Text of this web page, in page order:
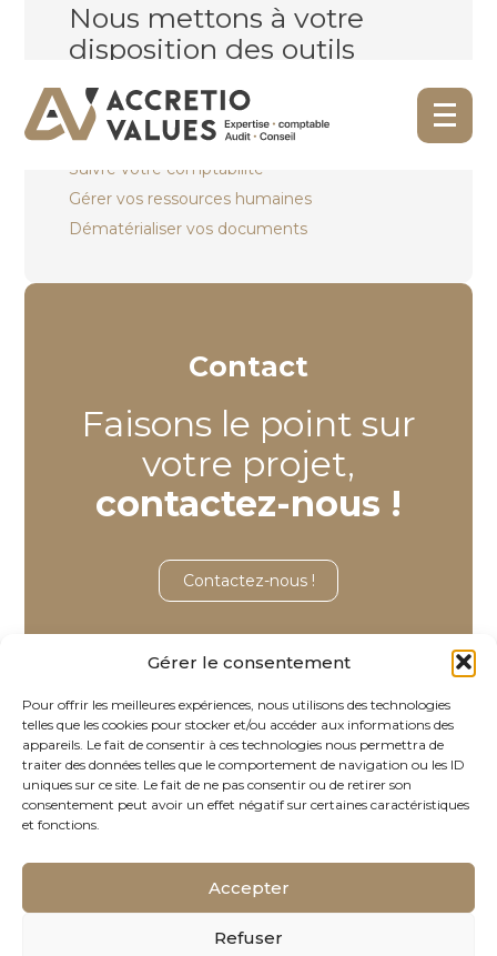
Gérer le consentement
Pour offrir les meilleures expériences, nous utilisons des technologies
telles que les cookies pour stocker et/ou accéder aux informations des
appareils. Le fait de consentir à ces technologies nous permettra de
traiter des données telles que le comportement de navigation ou les ID
uniques sur ce site. Le fait de ne pas consentir ou de retirer son
consentement peut avoir un effet négatif sur certaines caractéristiques
et fonctions.
Accepter
Refuser
Aller
au
Nous mettons à votre
disposition des outils
innovants :
Piloter votre gestion
Suivre votre comptabilité
Gérer vos ressources humaines
Dématérialiser vos documents
Contact
Faisons le point sur
votre projet,
contactez-nous !
Contactez-nous !
Footer
Principale
Bureau d’Aix-en-Provence
Les Carrés de l’Arc Bâtiment C
13590 Meyreuil
04 42 98 99 42 cabinet@avalues.fr